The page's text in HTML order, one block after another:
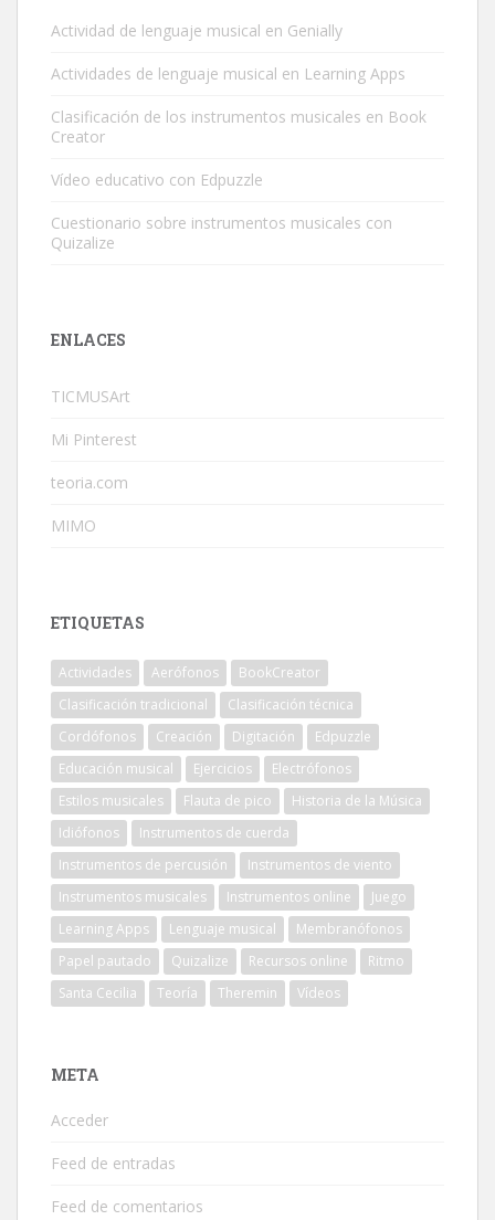
Actividad de lenguaje musical en Genially
Actividades de lenguaje musical en Learning Apps
Clasificación de los instrumentos musicales en Book
Creator
Vídeo educativo con Edpuzzle
Cuestionario sobre instrumentos musicales con
Quizalize
ENLACES
TICMUSArt
Mi Pinterest
teoria.com
MIMO
ETIQUETAS
Actividades Aerófonos
BookCreator
Clasificación tradicional
Clasificación técnica
Cordófonos
Creación Digitación
Edpuzzle
Educación musical
Ejercicios
Electrófonos
Estilos musicales
Flauta de pico
Historia de la Música
Idiófonos
Instrumentos de cuerda
Instrumentos de percusión
Instrumentos de viento
Instrumentos musicales
Instrumentos online
Juego
Learning Apps
Lenguaje musical
Membranófonos
Papel pautado
Quizalize Recursos online
Ritmo
Santa Cecilia
Teoría Theremin Vídeos
META
Acceder
Feed de entradas
Feed de comentarios